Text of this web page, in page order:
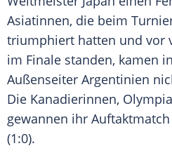
Asiatinnen, die beim
triumphiert hatten und vor
im Finale standen, kamen in
Außenseiter Argentinien
Die Kanadierinnen,
gewannen ihr
(1:0).